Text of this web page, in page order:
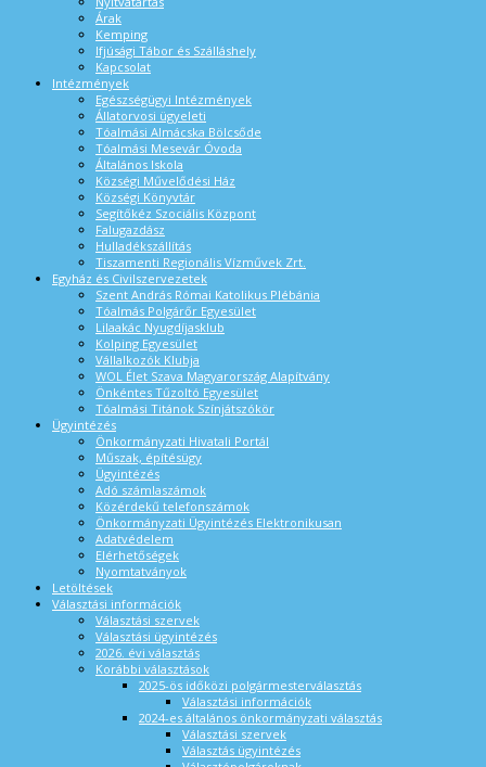
Árak
Kemping
Ifjúsági Tábor és Szálláshely
Kapcsolat
Intézmények
Egészségügyi Intézmények
Állatorvosi ügyeleti
Tóalmási Almácska Bölcsőde
Tóalmási Mesevár Óvoda
Általános Iskola
Községi Művelődési Ház
Községi Könyvtár
Segítőkéz Szociális Központ
Falugazdász
Hulladékszállítás
Tiszamenti Regionális Vízművek Zrt.
Egyház és Civilszervezetek
Szent András Római Katolikus Plébánia
Tóalmás Polgárőr Egyesület
Lilaakác Nyugdíjasklub
Kolping Egyesület
Vállalkozók Klubja
WOL Élet Szava Magyarország Alapítvány
Önkéntes Tűzoltó Egyesület
Tóalmási Titánok Színjátszókör
Ügyintézés
Önkormányzati Hivatali Portál
Műszak, építésügy
Ügyintézés
Adó számlaszámok
Közérdekű telefonszámok
Önkormányzati Ügyintézés Elektronikusan
Adatvédelem
Elérhetőségek
Nyomtatványok
Letöltések
Választási információk
Választási szervek
Választási ügyintézés
2026. évi választás
Korábbi választások
2025-ös időközi polgármesterválasztás
Választási információk
2024-es általános önkormányzati választás
Választási szervek
Választás ügyintézés